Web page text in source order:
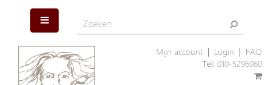
Mijn account| Login
FAQ
Tel: 010-5296060